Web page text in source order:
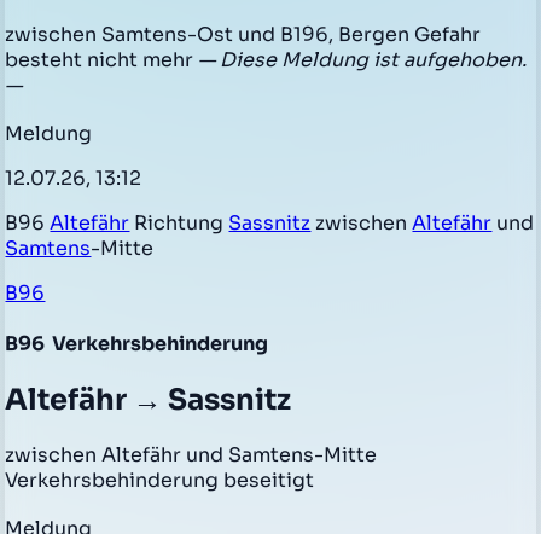
zwischen Samtens-Ost und B196, Bergen Gefahr
besteht nicht mehr — Diese Meldung ist aufgehoben.
—
Meldung
12.07.26, 13:12
B96Altefähr Richtung Sassnitz zwischenAltefähr und
Samtens-Mitte
B96
B96 Verkehrsbehinderung
Altefähr → Sassnitz
zwischen Altefähr und Samtens-Mitte
Verkehrsbehinderung beseitigt
Meldung